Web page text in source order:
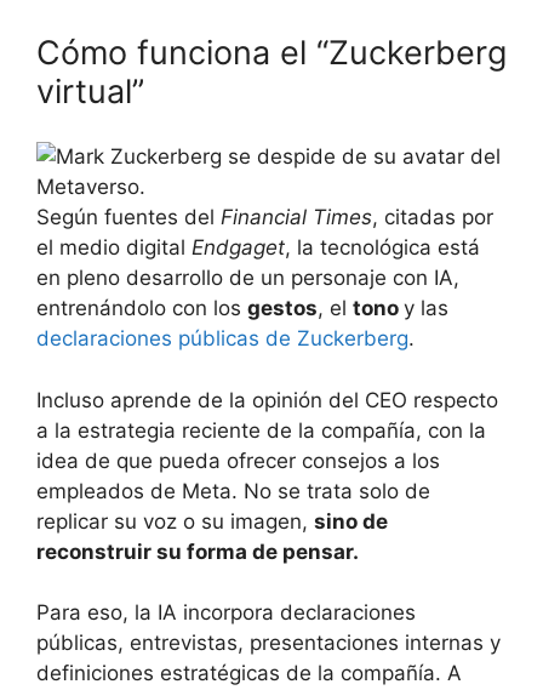
Cómo funciona el “Zuckerberg
virtual”
Según fuentes del Financial Times, citadas por
el medio digital Endgaget, la tecnológica está
en pleno desarrollo de un personaje con IA,
entrenándolo con los gestos, el tono y las
declaraciones públicas de Zuckerberg.
Incluso aprende de la opinión del CEO respecto
a la estrategia reciente de la compañía, con la
idea de que pueda ofrecer consejos a los
empleados de Meta. No se trata solo de
replicar su voz o su imagen, sino de
reconstruir su forma de pensar.
Para eso, la IA incorpora declaraciones
públicas, entrevistas, presentaciones internas y
definiciones estratégicas de la compañía. A